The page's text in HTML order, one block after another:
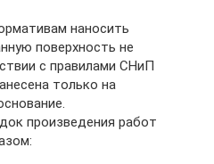
наносить
поверхность не
с правилами СНиП
только на
произведения работ